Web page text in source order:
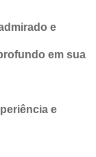
e
em sua
e